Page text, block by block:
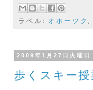
ラベル: オホーツク ,
2009年1月27日火曜日
歩くスキー授